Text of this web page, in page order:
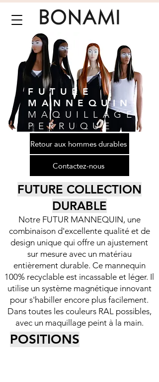
FUTURE
MANNEQUIN
MAQUILLAGE ET
PERRUQUE
Retour aux hommes durables
Contactez-nous
FUTURE COLLECTION
DURABLE
Notre FUTUR MANNEQUIN, une
combinaison d'excellente qualité et de
design unique qui offre un ajustement
sur mesure avec un matériau
entièrement durable. Ce mannequin
100% recyclable est incassable et léger. Il
utilise un système magnétique innovant
pour s'habiller encore plus facilement.
Dans toutes les couleurs RAL possibles,
avec un maquillage peint à la main.
POSITIONS